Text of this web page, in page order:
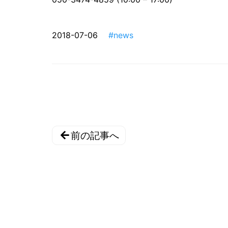
2018-07-06 #news
前の記事へ